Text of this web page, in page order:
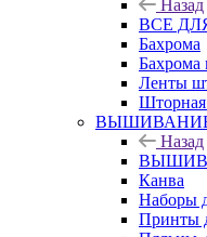
Назад
ВСЕ
Бахрома
Бахрома
Ленты
Шторная
Назад
Канва
Наборы
Принты